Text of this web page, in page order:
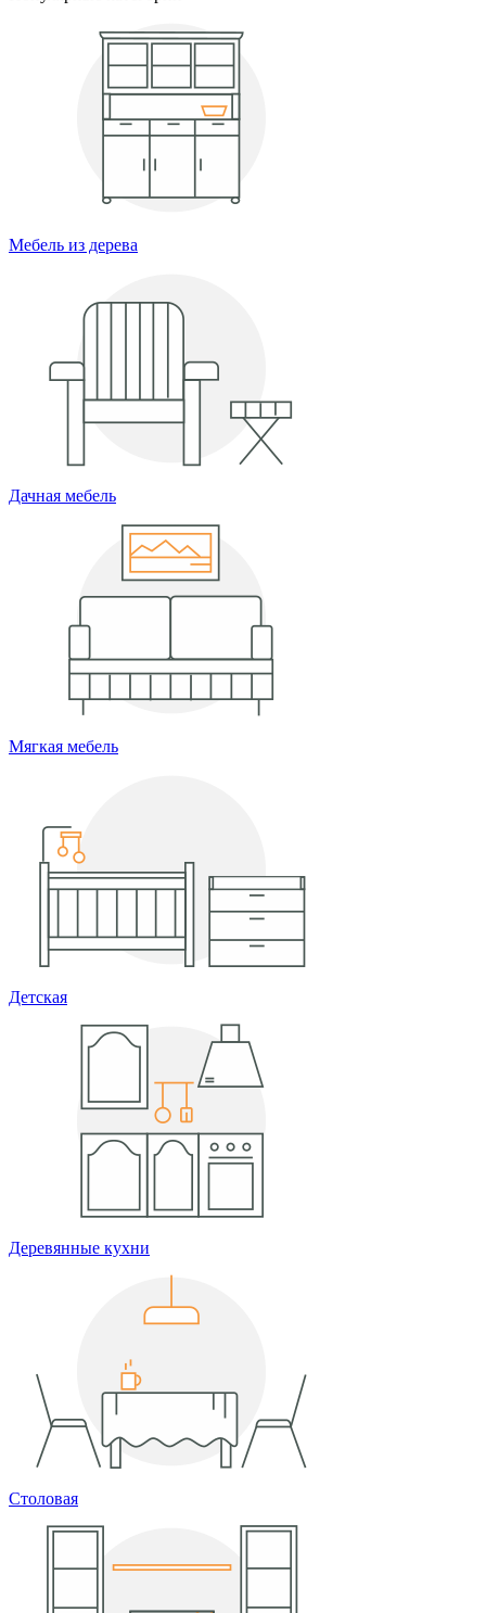
Мебель из дерева
Дачная мебель
Мягкая мебель
Детская
Деревянные кухни
Столовая